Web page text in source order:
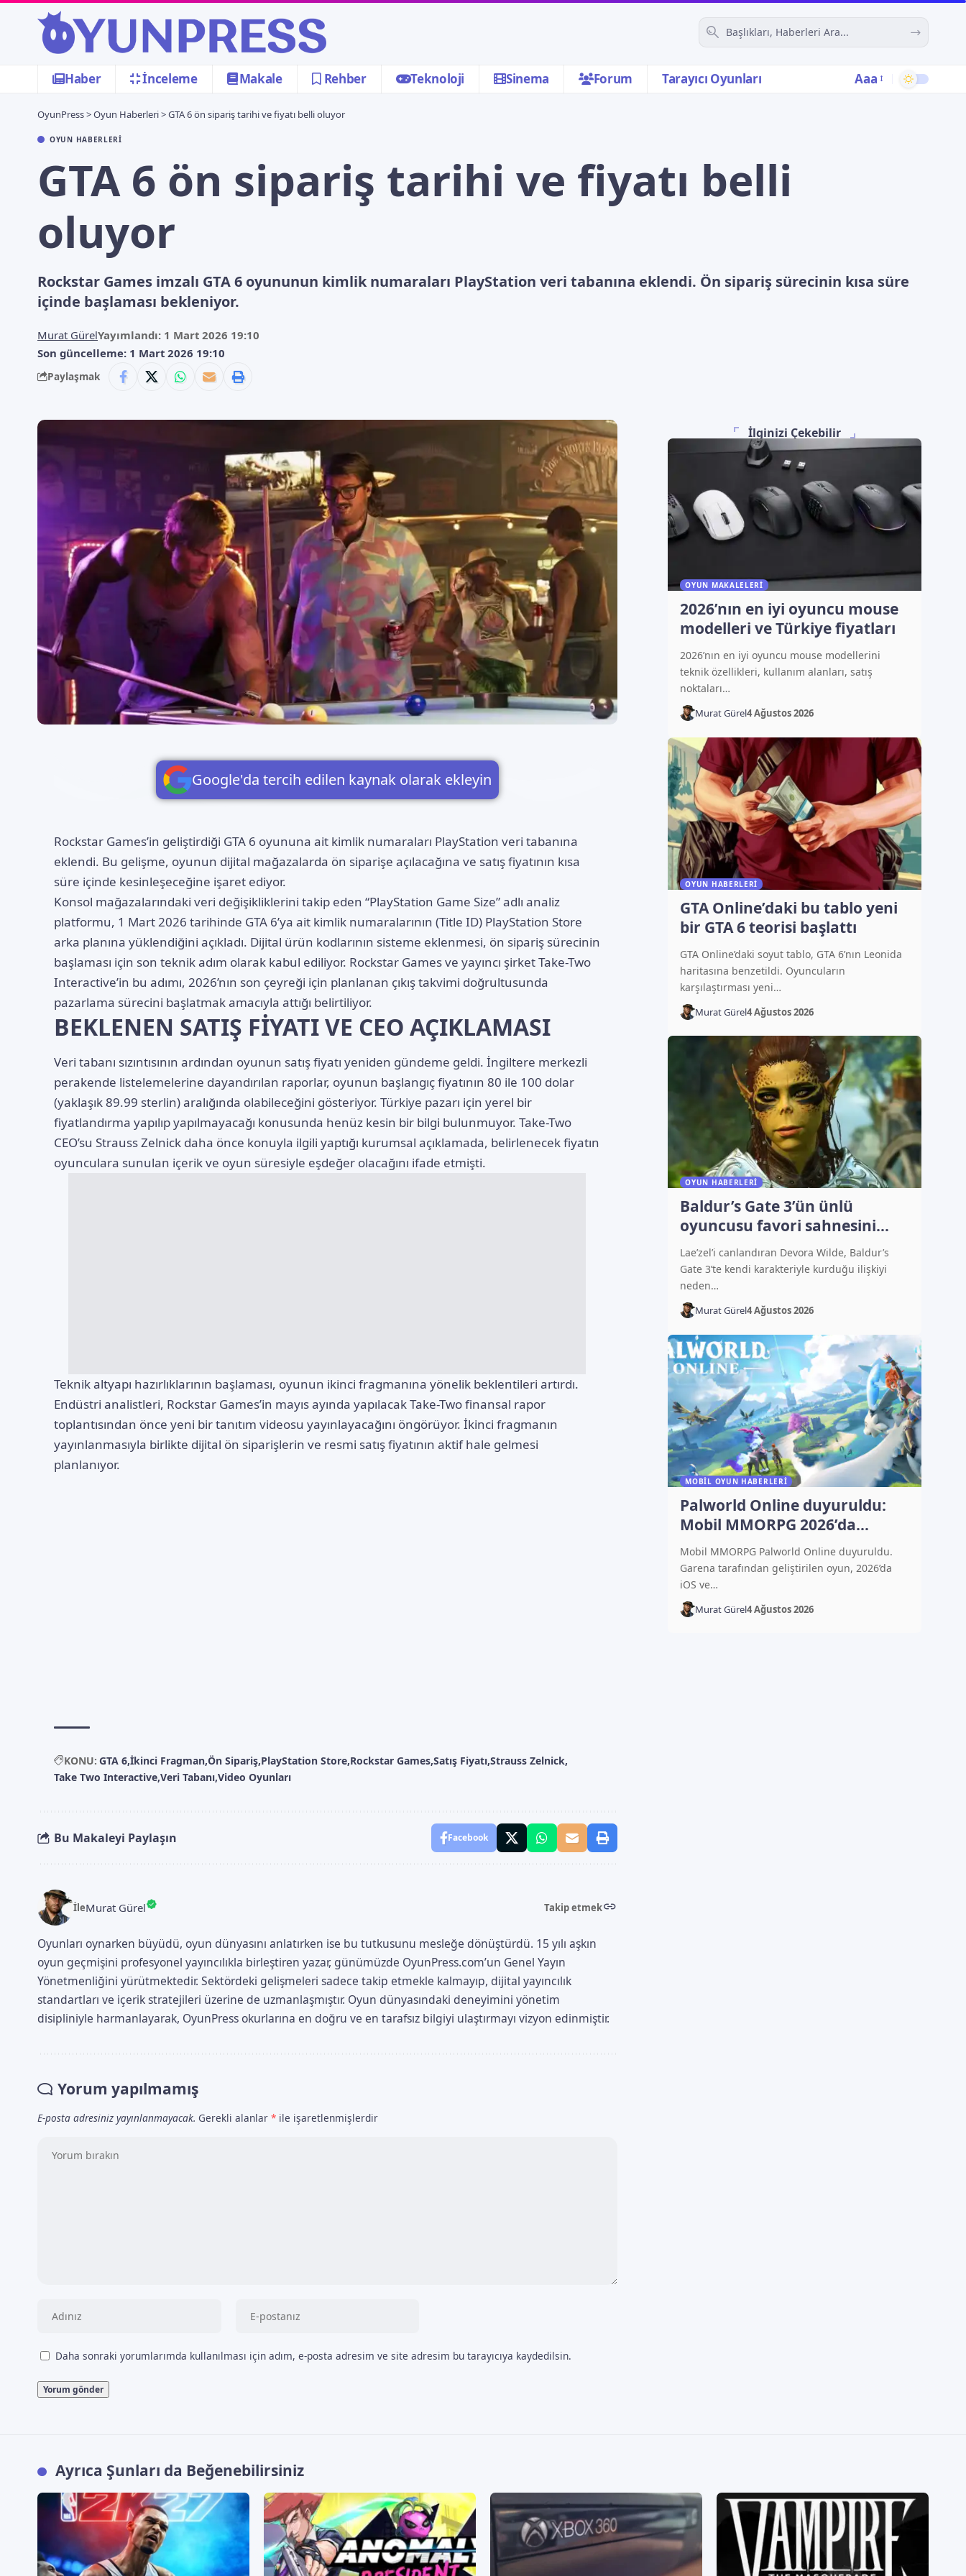
Haber İnceleme Makale Rehber Teknoloji Sinema Forum Tarayıcı Oyunları Aaa
OyunPress>Oyun Haberleri>GTA 6 ön sipariş tarihi ve fiyatı belli oluyor
OYUN HABERLERI
GTA 6 ön sipariş tarihi ve fiyatı belli
oluyor
Rockstar Games imzalı GTA 6 oyununun kimlik numaraları PlayStation veri tabanına eklendi. Ön sipariş sürecinin kısa süre
içinde başlaması bekleniyor.
Son güncelleme: 1 Mart 2026 19:10
Murat GürelYayımlandı: 1 Mart 2026 19:10
Paylaşmak
Google'da tercih edilen kaynak olarak ekleyin
Rockstar Games’in geliştirdiği GTA 6 oyununa ait kimlik numaraları PlayStation veri tabanına
eklendi. Bu gelişme, oyunun dijital mağazalarda ön siparişe açılacağına ve satış fiyatının kısa
süre içinde kesinleşeceğine işaret ediyor.
​Konsol mağazalarındaki veri değişikliklerini takip eden “PlayStation Game Size” adlı analiz
platformu, 1 Mart 2026 tarihinde GTA 6’ya ait kimlik numaralarının (Title ID) PlayStation Store
arka planına yüklendiğini açıkladı. Dijital ürün kodlarının sisteme eklenmesi, ön sipariş sürecinin
başlaması için son teknik adım olarak kabul ediliyor. Rockstar Games ve yayıncı şirket Take-Two
Interactive’in bu adımı, 2026’nın son çeyreği için planlanan çıkış takvimi doğrultusunda
pazarlama sürecini başlatmak amacıyla attığı belirtiliyor.
BEKLENEN SATIŞ FİYATI VE CEO AÇIKLAMASI
Veri tabanı sızıntısının ardından oyunun satış fiyatı yeniden gündeme geldi. İngiltere merkezli
perakende listelemelerine dayandırılan raporlar, oyunun başlangıç fiyatının 80 ile 100 dolar
(yaklaşık 89.99 sterlin) aralığında olabileceğini gösteriyor. Türkiye pazarı için yerel bir
fiyatlandırma yapılıp yapılmayacağı konusunda henüz kesin bir bilgi bulunmuyor. Take-Two
CEO’su Strauss Zelnick daha önce konuyla ilgili yaptığı kurumsal açıklamada, belirlenecek fiyatın
oyunculara sunulan içerik ve oyun süresiyle eşdeğer olacağını ifade etmişti.
Teknik altyapı hazırlıklarının başlaması, oyunun ikinci fragmanına yönelik beklentileri artırdı.
Endüstri analistleri, Rockstar Games’in mayıs ayında yapılacak Take-Two finansal rapor
toplantısından önce yeni bir tanıtım videosu yayınlayacağını öngörüyor. İkinci fragmanın
yayınlanmasıyla birlikte dijital ön siparişlerin ve resmi satış fiyatının aktif hale gelmesi
planlanıyor.
KONU: GTA 6 İkinci Fragman Ön Sipariş PlayStation Store Rockstar Games Satış Fiyatı Strauss Zelnick
Take Two Interactive Veri Tabanı Video Oyunları
Bu Makaleyi Paylaşın Facebook
İleMurat Gürel Takip etmek
Oyunları oynarken büyüdü, oyun dünyasını anlatırken ise bu tutkusunu mesleğe dönüştürdü. 15 yılı aşkın
oyun geçmişini profesyonel yayıncılıkla birleştiren yazar, günümüzde OyunPress.com’un Genel Yayın
Yönetmenliğini yürütmektedir. Sektördeki gelişmeleri sadece takip etmekle kalmayıp, dijital yayıncılık
standartları ve içerik stratejileri üzerine de uzmanlaşmıştır. Oyun dünyasındaki deneyimini yönetim
disipliniyle harmanlayarak, OyunPress okurlarına en doğru ve en tarafsız bilgiyi ulaştırmayı vizyon edinmiştir.
Yorum yapılmamış
E-posta adresiniz yayınlanmayacak. Gerekli alanlar * ile işaretlenmişlerdir
Daha sonraki yorumlarımda kullanılması için adım, e-posta adresim ve site adresim bu tarayıcıya kaydedilsin.
İlginizi Çekebilir
OYUN MAKALELERI
2026’nın en iyi oyuncu mouse
modelleri ve Türkiye fiyatları
2026’nın en iyi oyuncu mouse modellerini
teknik özellikleri, kullanım alanları, satış
noktaları…
Murat Gürel4 Ağustos 2026
OYUN HABERLERI
GTA Online’daki bu tablo yeni
bir GTA 6 teorisi başlattı
GTA Online’daki soyut tablo, GTA 6’nın Leonida
haritasına benzetildi. Oyuncuların
karşılaştırması yeni…
Murat Gürel4 Ağustos 2026
OYUN HABERLERI
Baldur’s Gate 3’ün ünlü
oyuncusu favori sahnesini
açıkladı
Lae’zel’i canlandıran Devora Wilde, Baldur’s
Gate 3’te kendi karakteriyle kurduğu ilişkiyi
neden…
Murat Gürel4 Ağustos 2026
MOBIL OYUN HABERLERI
Palworld Online duyuruldu:
Mobil MMORPG 2026’da
çıkacak
Mobil MMORPG Palworld Online duyuruldu.
Garena tarafından geliştirilen oyun, 2026’da
iOS ve…
Murat Gürel4 Ağustos 2026
Ayrıca Şunları da Beğenebilirsiniz